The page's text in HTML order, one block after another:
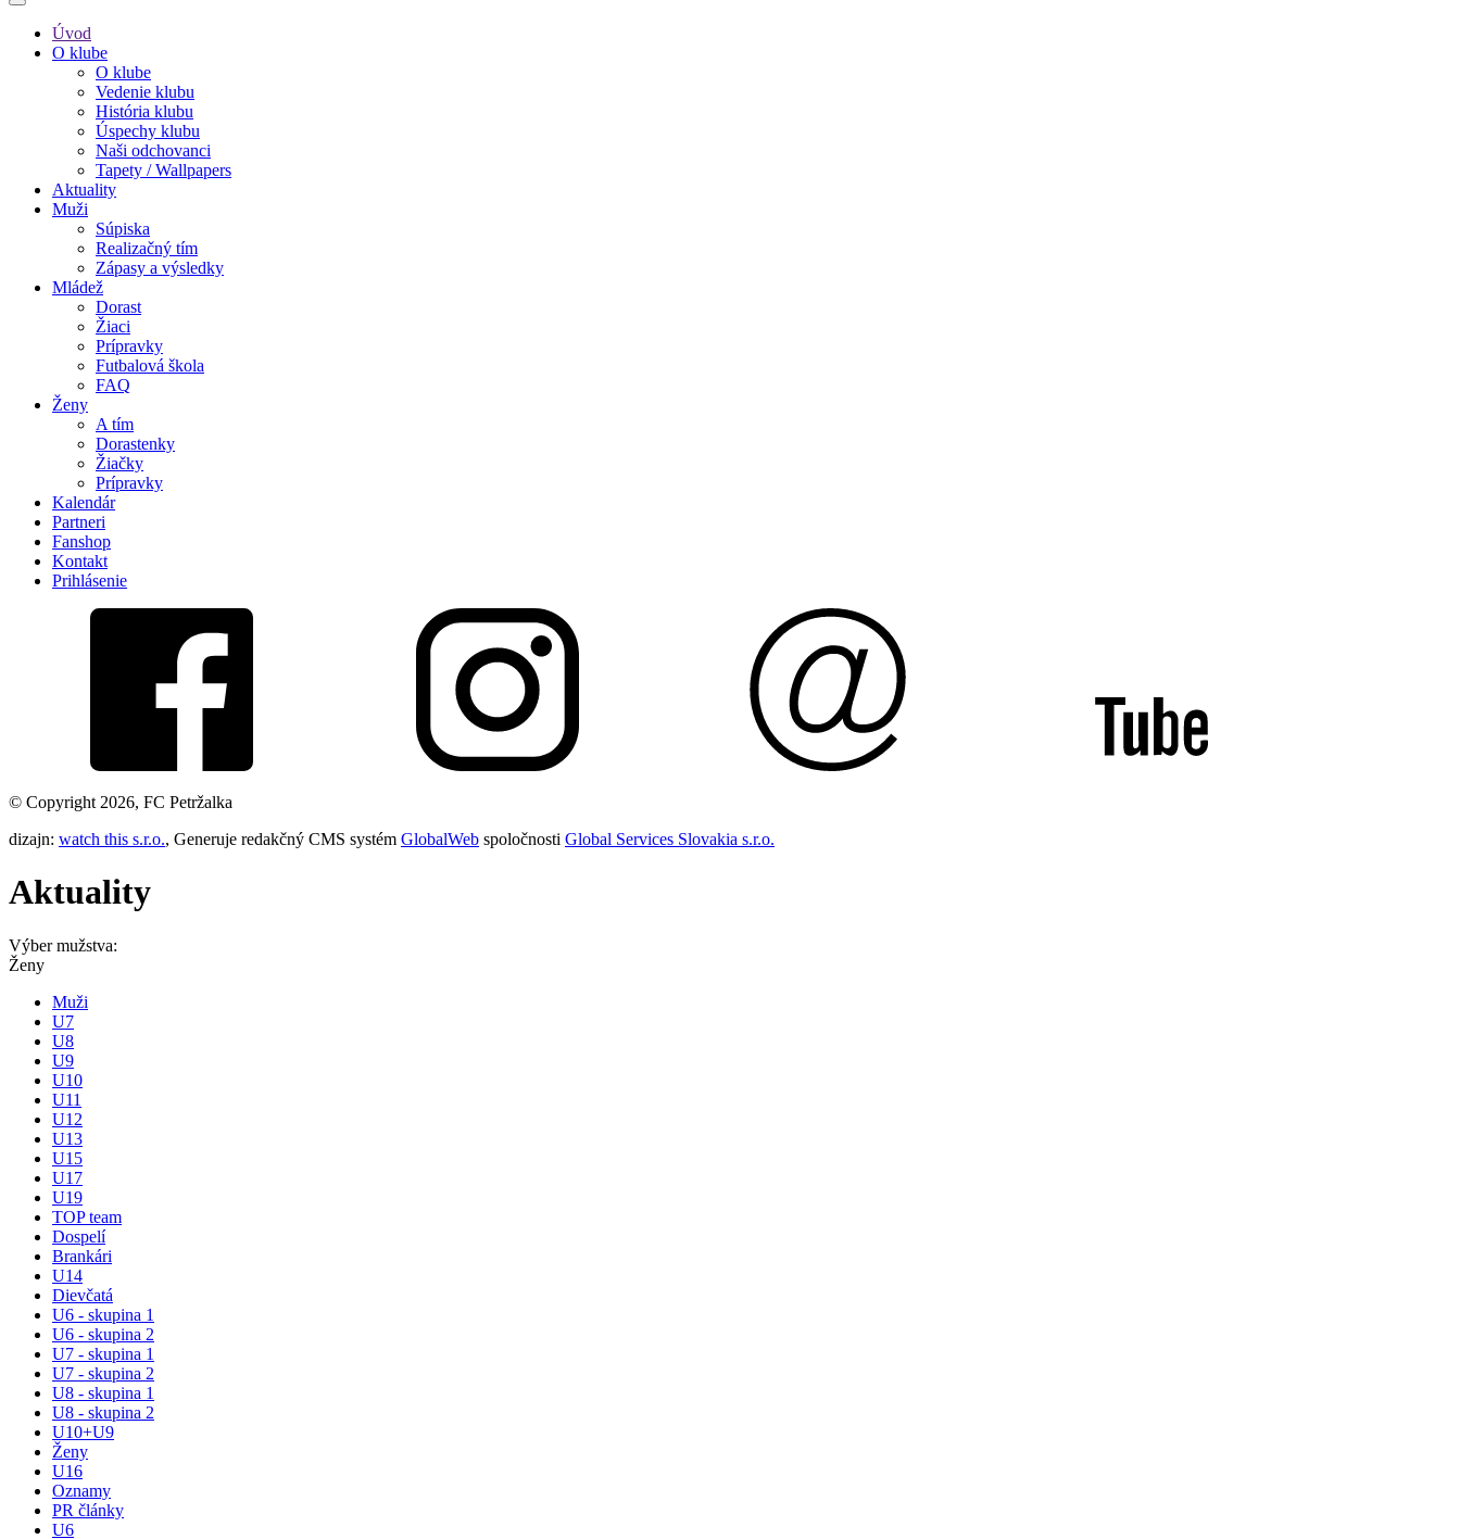
Úvod
O klube
O klube
Vedenie klubu
História klubu
Úspechy klubu
Naši odchovanci
Tapety / Wallpapers
Aktuality
Muži
Súpiska
Realizačný tím
Zápasy a výsledky
Mládež
Dorast
Žiaci
Prípravky
Futbalová škola
FAQ
Ženy
A tím
Dorastenky
Žiačky
Prípravky
Kalendár
Partneri
Fanshop
Kontakt
Prihlásenie
© Copyright 2026, FC Petržalka
dizajn: watch this s.r.o., Generuje redakčný CMS systém GlobalWeb spoločnosti Global Services Slovakia s.r.o.
Aktuality
Výber mužstva:
Ženy
Muži
U7
U8
U9
U10
U11
U12
U13
U15
U17
U19
TOP team
Dospelí
Brankári
U14
Dievčatá
U6 - skupina 1
U6 - skupina 2
U7 - skupina 1
U7 - skupina 2
U8 - skupina 1
U8 - skupina 2
U10+U9
Ženy
U16
Oznamy
PR články
U6